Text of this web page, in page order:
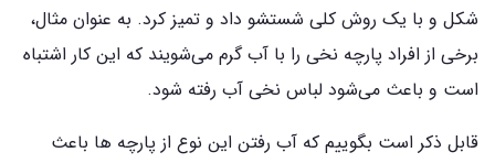
شکل و با یک روش کلی شستشو داد و تمیز کرد. به عنوان مثال،
برخی از افراد پارچه نخی را با آب گرم می‌شویند که این کار اشتباه
است و باعث می‌شود لباس نخی آب رفته شود.
قابل ذکر است بگوییم که آب رفتن این نوع از پارچه ها باعث